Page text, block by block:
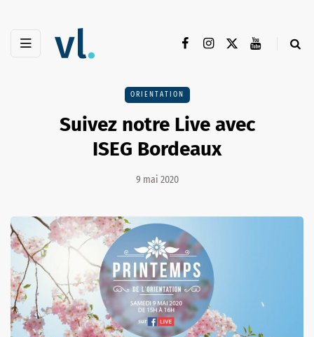
ORIENTATION
Suivez notre Live avec
ISEG Bordeaux
9 mai 2020